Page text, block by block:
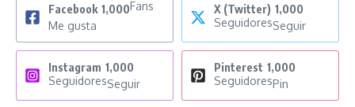
Facebook 1,000Fans
Me gusta
X (Twitter) 1,000
SeguidoresSeguir
Instagram 1,000
SeguidoresSeguir
Pinterest 1,000
SeguidoresPin